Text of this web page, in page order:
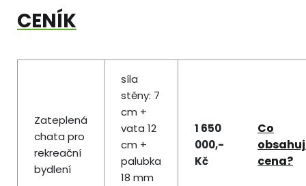
CENÍK
Zateplená
chata pro
rekreační
bydlení
síla
stěny: 7
cm +
vata 12
cm +
palubka
18 mm
1 650
000,-
Kč
Co
cena?